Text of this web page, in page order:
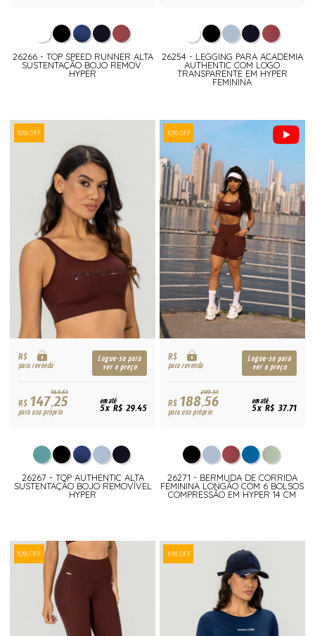
26266 - TOP SPEED RUNNER ALTA
SUSTENTAÇÃO BOJO REMOV.
HYPER
26254 - LEGGING PARA ACADEMIA
AUTHENTIC COM LOGO
TRANSPARENTE EM HYPER
FEMININA
10% OFF
R$
para revenda
Logue-se para
ver o preço
163,61
R$147,25
para uso próprio
em até
5x R$ 29,45
26267 - TOP AUTHENTIC ALTA
SUSTENTAÇÃO BOJO REMOVÍVEL
HYPER
10% OFF
R$
para revenda
Logue-se para
ver o preço
209,51
R$188,56
para uso próprio
em até
5x R$ 37,71
26271 - BERMUDA DE CORRIDA
FEMININA LONGÃO COM 6 BOLSOS
COMPRESSÃO EM HYPER 14 CM
10% OFF 10% OFF